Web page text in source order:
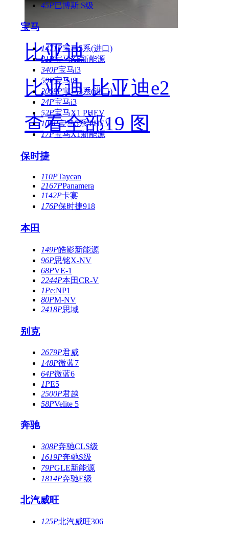
45P巴博斯 S级
宝马
1471P宝马5系(进口)
81P宝马X5新能源
340P宝马i3
59P宝马i8
2069P宝马3系(进口)
24P宝马i3
52P宝马X1 PHEV
109P宝马5系 PHEV
17P宝马X1新能源
保时捷
110PTaycan
2167PPanamera
1142P卡宴
176P保时捷918
本田
149P皓影新能源
96P思铭X-NV
68PVE-1
2244P本田CR-V
1Pe:NP1
80PM-NV
2418P思域
别克
2679P君威
148P微蓝7
64P微蓝6
1PE5
2500P君越
58PVelite 5
奔驰
308P奔驰CLS级
1619P奔驰S级
79PGLE新能源
1814P奔驰E级
北汽威旺
125P北汽威旺306
比亚迪
比亚迪-比亚迪e2
查看全部19 图